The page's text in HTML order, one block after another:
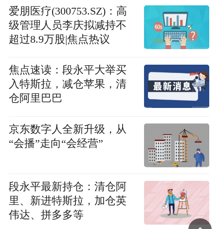
爱朋医疗(300753.SZ)：高
级管理人员李庆拟减持不
超过8.9万股|焦点热议
焦点速读：段永平大举买
入特斯拉，减仓苹果，清
仓阿里巴巴
京东数字人全新升级，从
“会播”走向“会经营”
段永平最新持仓：清仓阿
里、新进特斯拉，加仓英
伟达、拼多多等